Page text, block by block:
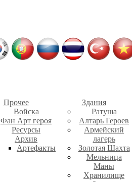
Прочее
Войска
Фан Арт героя
Ресурсы
Архив
Артефакты
Здания
Ратуша
Алтарь Героев
Армейский
лагерь
Золотая Шахта
Мельница
Маны
Хранилище